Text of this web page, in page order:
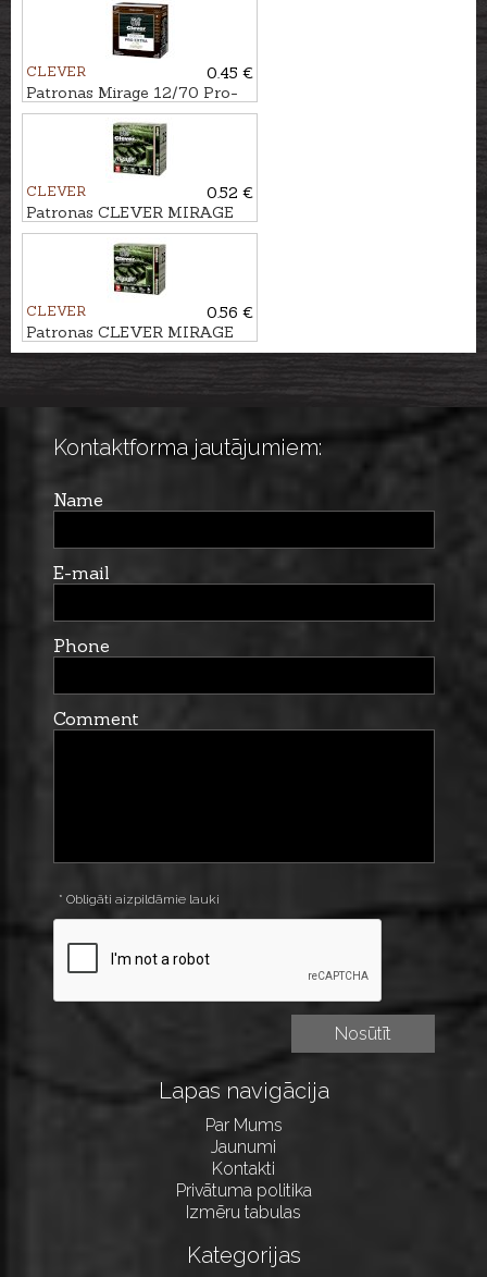
CLEVER
0.45 €
Patronas Mirage 12/70 Pro-
Extra SPORTING T4 28g
CLEVER
0.52 €
Patronas CLEVER MIRAGE
12/70 Xpert Game 32g Nr.0-
CLEVER
0.56 €
Patronas CLEVER MIRAGE
12/70 Standard Game 34g
Kontaktforma jautājumiem:
Name
E-mail
Phone
Comment
* Obligāti aizpildāmie lauki
Lapas navigācija
Par Mums
Jaunumi
Kontakti
Privātuma politika
Izmēru tabulas
Kategorijas